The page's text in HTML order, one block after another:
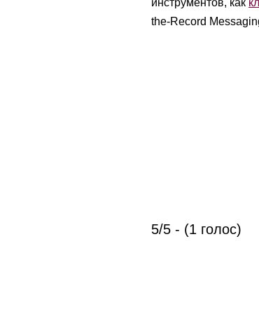
инструментов, как
the-Record
5/5 - (1 голос)